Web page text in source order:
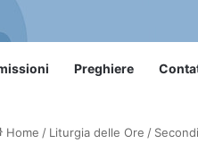
Preghiere
Home / Liturgia delle Ore /